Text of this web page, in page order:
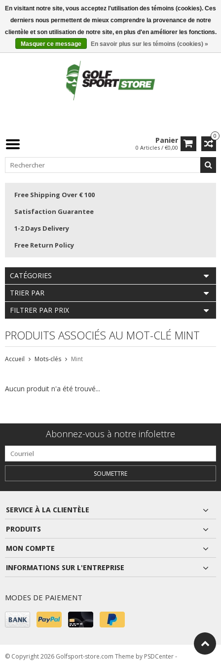
0
Panier
0 Articles / €0,00
Free Shipping Over € 100
Satisfaction Guarantee
1-2 Days Delivery
Free Return Policy
CATÉGORIES
TRIER PAR
FILTRER PAR PRIX
PRODUITS ASSOCIÉS AU MOT-CLÉ MINT
Accueil Mots-clés Mint
Aucun produit n'a été trouvé...
Abonnez-vous à notre infolettre
SOUMETTRE
SERVICE À LA CLIENTÈLE
PRODUITS
MON COMPTE
INFORMATIONS SUR L'ENTREPRISE
MODES DE PAIEMENT
© Copyright 2026 Golfsport-store.com Theme by PSDCenter-
En visitant notre site, vous acceptez l'utilisation des témoins (cookies). Ces
derniers nous permettent de mieux comprendre la provenance de notre
clientèle et son utilisation de notre site, en plus d'en améliorer les fonctions.
Masquer ce message
En savoir plus sur les témoins (cookies) »